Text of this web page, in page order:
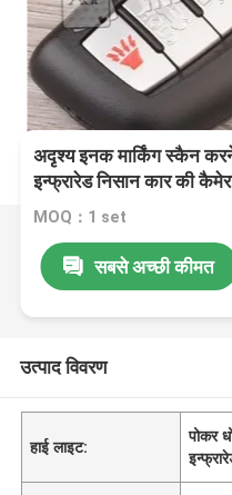
अदृश्य इनक मार्किंग स्कैन
इन्फ्रारेड निसान कार की
MOQ：1 set
सबसे अच्छी कीमत
उत्पाद विवरण
हाई लाइट:
पोकर